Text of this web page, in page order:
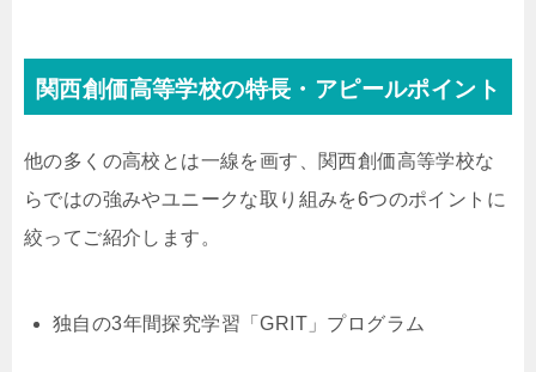
関西創価高等学校の特長・アピールポイント
他の多くの高校とは一線を画す、関西創価高等学校な
らではの強みやユニークな取り組みを6つのポイントに
絞ってご紹介します。
独自の3年間探究学習「GRIT」プログラム